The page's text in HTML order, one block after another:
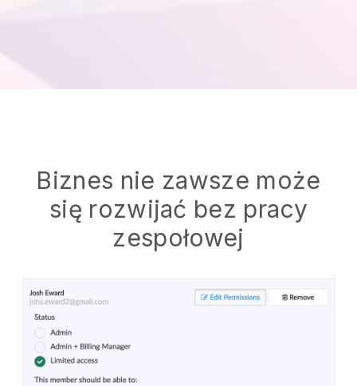
Biznes nie zawsze może
się rozwijać bez pracy
zespołowej